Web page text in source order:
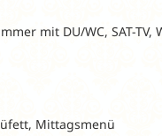
mit DU/WC, SAT-
Mittagsmenü